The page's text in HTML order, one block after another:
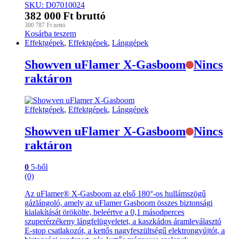
SKU: D07010024
382 000 Ft bruttó
300 787 Ft nettó
Kosárba teszem
Effektgépek, Effektgépek, Lánggépek
Showven uFlamer X-Gasboom Nincs
raktáron
Effektgépek, Effektgépek, Lánggépek
Showven uFlamer X-Gasboom
Nincs
raktáron
0 5-ből
(0)
Az uFlamer® X-Gasboom az első 180°-os hullámszögű
gázlángoló, amely az uFlamer Gasboom összes biztonsági
kialakítását örökölte, beleértve a 0,1 másodperces
szuperérzékeny lángfelügyeletet, a kaszkádos áramleválasztó
E-stop csatlakozót, a kettős nagyfeszültségű elektrongyújtót, a